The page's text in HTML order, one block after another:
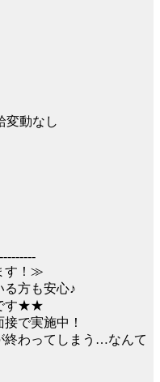
変動なし
す！≫
る方も安心♪
す★★
で実施中！
終わってしまう…なんて